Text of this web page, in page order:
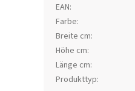
EAN:
Farbe:
Breite cm:
Höhe cm:
Länge cm:
Produkttyp: